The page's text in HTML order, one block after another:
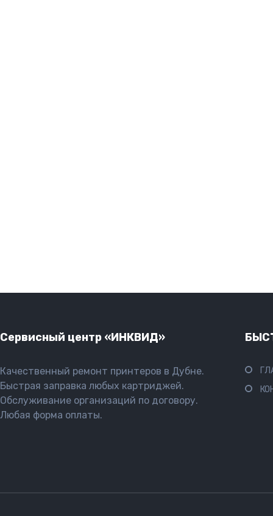
Сервисный центр «ИНКВИД»
Качественный ремонт принтеров в Дубне.
Быстрая заправка любых картриджей.
Обслуживание организаций по договору.
Любая форма оплаты.